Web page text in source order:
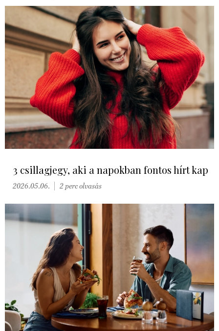
3 csillagjegy, aki a napokban fontos hírt kap
2026.05.06. 2 perc olvasás